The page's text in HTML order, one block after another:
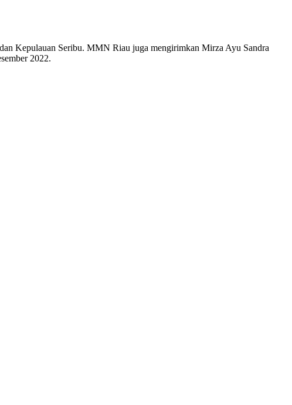
Kepulauan Seribu. MMN Riau juga mengirimkan Mirza Ayu Sandra
2022.